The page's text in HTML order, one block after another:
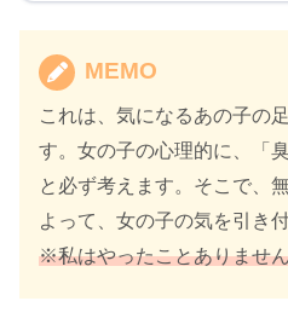
MEMO
これは、気になるあの子の
す。女の子の心理的に、「
と必ず考えます。そこで、
よって、女の子の気を引き
※私はやったことありませ